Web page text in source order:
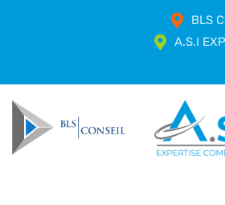
BLS
A.S.I